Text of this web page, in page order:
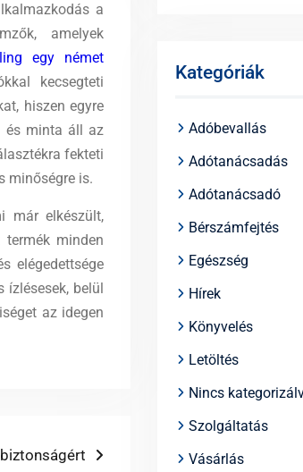
a
amelyek
egy német
kecsegteti
hiszen egyre
és minta áll az
fekteti
minőségre is.
már elkészült,
minden
elégedettsége
ízlésesek, belül
az idegen
Kategóriák
Adóbevallás
Adótanácsadás
Adótanácsadó
Bérszámfejtés
Egészség
Hírek
Könyvelés
Letöltés
Nincs
Szolgáltatás
Vásárlás